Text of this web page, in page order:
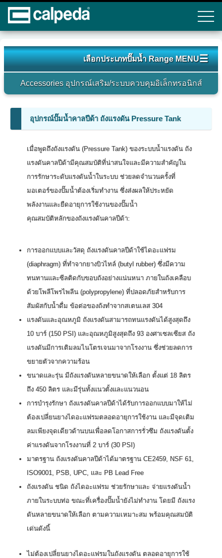
เลือกประเภทปั๊มน้ำ Range MENU☰
Accessories อุปกรณ์เสริม/ระบบควบคุมอิเล็กทรอนิกส์
อุปกรณ์ปั๊มน้ำคาลปีด้า ถังแรงดัน Pressure Tank
เมื่อพูดถึงถังแรงดัน (Pressure Tank) ของระบบน้ำแรงดัน ถัง
แรงดันคาลปีด้ามีคุณสมบัติที่น่าสนใจและมีความสำคัญใน
การรักษาระดับแรงดันน้ำในระบบ ช่วยลดจำนวนครั้งที่
มอเตอร์ของปั๊มน้ำต้องเริ่มทำงาน ซึ่งส่งผลให้ประหยัด
พลังงานและยืดอายุการใช้งานของปั๊มน้ำ
คุณสมบัติหลักของถังแรงดันคาลปีด้า:
การออกแบบและวัสดุ ถังแรงดันคาลปีด้าใช้ไดอะแฟรม
(diaphragm) ที่ทำจากยางบิวไทล์ (butyl rubber) ซึ่งมีความ
ทนทานและซีลติดกับขอบถังอย่างแน่นหนา ภายในถังเคลือบ
ด้วยโพลีโพรไพลีน (polypropylene) ที่ปลอดภัยสำหรับการ
สัมผัสกับน้ำดื่ม ข้อต่อของถังทำจากสเตนเลส 304
แรงดันและอุณหภูมิ ถังแรงดันสามารถทนแรงดันได้สูงสุดถึง
10 บาร์ (150 PSI) และอุณหภูมิสูงสุดถึง 93 องศาเซลเซียส ถัง
แรงดันมีการเติมลมไนโตรเจนมาจากโรงงาน ซึ่งช่วยลดการ
ขยายตัวจากความร้อน
ขนาดและรุ่น มีถังแรงดันหลายขนาดให้เลือก ตั้งแต่ 18 ลิตร
ถึง 450 ลิตร และมีรุ่นทั้งแนวตั้งและแนวนอน
การบำรุงรักษา ถังแรงดันคาลปีด้าได้รับการออกแบบมาให้ไม่
ต้องเปลี่ยนยางไดอะแฟรมตลอดอายุการใช้งาน และมีจุดเติม
ลมเพียงจุดเดียวด้านบนเพื่อลดโอกาสการรั่วซึม ถังแรงดันตั้ง
ค่าแรงดันจากโรงงานที่ 2 บาร์ (30 PSI)
มาตรฐาน ถังแรงดันคาลปีด้าได้มาตรฐาน CE2459, NSF 61,
ISO9001, PSB, UPC, และ PB Lead Free
ถังแรงดัน ชนิด ถังไดอะแฟรม ช่วยรักษาและ จ่ายแรงดันน้ำ
ภายในระบบท่อ ขณะที่เครื่องปั๊มน้ำยังไม่ทำงาน โดยมี ถังแรง
ดันหลายขนาดให้เลือก ตามความเหมาะสม พร้อมคุณสมบัติ
เด่นดังนี้
ไม่ต้องเปลี่ยนยางไดอะแฟรมในถังแรงดัน ตลอดอายุการใช้